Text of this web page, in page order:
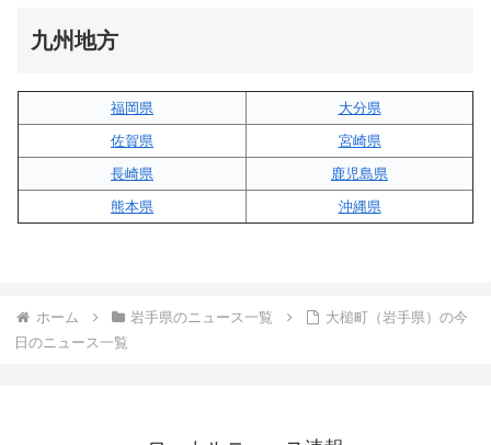
九州地方
福岡県
大分県
佐賀県
宮崎県
長崎県
鹿児島県
熊本県
沖縄県
ホーム 岩手県のニュース一覧
大槌町（岩手県）の今
日のニュース一覧